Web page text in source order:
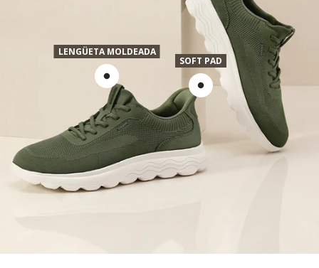
SOFT PAD
LENGÜETA MOLDEADA